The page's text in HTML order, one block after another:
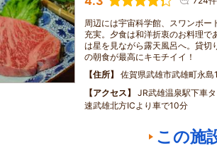
周辺には宇宙科学館、スワンボー
充実。夕食は和洋折衷のお料理で
は星を見ながら露天風呂へ。貸切
の朝食が最高にキモチイイ！
住所
佐賀県武雄市武雄町永
アクセス
JR武雄温泉駅下車
速武雄北方ICより車で10分
この施